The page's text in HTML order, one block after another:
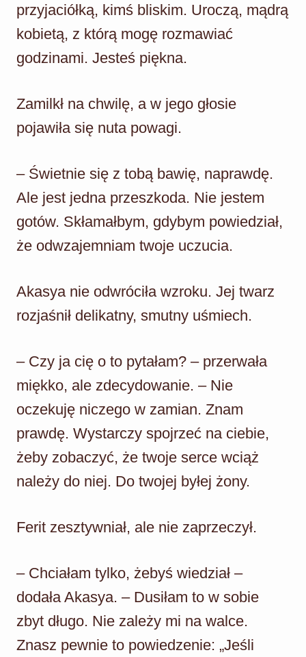
przyjaciółką, kimś bliskim. Uroczą, mądrą
kobietą, z którą mogę rozmawiać
godzinami. Jesteś piękna.
Zamilkł na chwilę, a w jego głosie
pojawiła się nuta powagi.
– Świetnie się z tobą bawię, naprawdę.
Ale jest jedna przeszkoda. Nie jestem
gotów. Skłamałbym, gdybym powiedział,
że odwzajemniam twoje uczucia.
Akasya nie odwróciła wzroku. Jej twarz
rozjaśnił delikatny, smutny uśmiech.
– Czy ja cię o to pytałam? – przerwała
miękko, ale zdecydowanie. – Nie
oczekuję niczego w zamian. Znam
prawdę. Wystarczy spojrzeć na ciebie,
żeby zobaczyć, że twoje serce wciąż
należy do niej. Do twojej byłej żony.
Ferit zesztywniał, ale nie zaprzeczył.
– Chciałam tylko, żebyś wiedział –
dodała Akasya. – Dusiłam to w sobie
zbyt długo. Nie zależy mi na walce.
Znasz pewnie to powiedzenie: „Jeśli